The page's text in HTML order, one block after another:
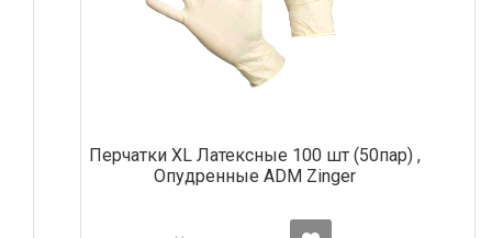
Перчатки ХL Латексные 100 шт (50пар) ,
Опудренные АDM Zinger